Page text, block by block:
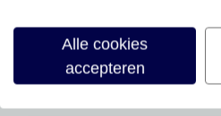
★★★★★
Alle cookies
accepteren